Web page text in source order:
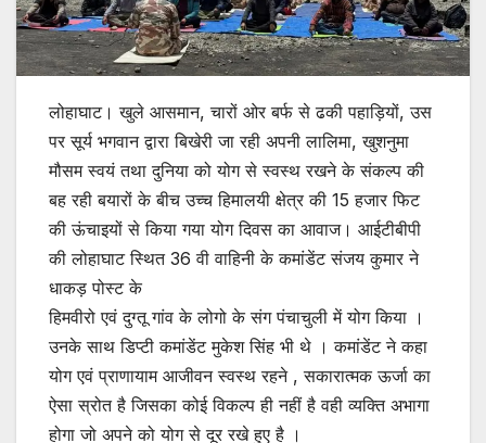
लोहाघाट। खुले आसमान, चारों ओर बर्फ से ढकी पहाड़ियों, उस
पर सूर्य भगवान द्वारा बिखेरी जा रही अपनी लालिमा, खुशनुमा
मौसम स्वयं तथा दुनिया को योग से स्वस्थ रखने के संकल्प की
बह रही बयारों के बीच उच्च हिमालयी क्षेत्र की 15 हजार फिट
की ऊंचाइयों से किया गया योग दिवस का आवाज। आईटीबीपी
की लोहाघाट स्थित 36 वी वाहिनी के कमांडेंट संजय कुमार ने
धाकड़ पोस्ट के
हिमवीरो एवं दुग्तू गांव के लोगो के संग पंचाचुली में योग किया ।
उनके साथ डिप्टी कमांडेंट मुकेश सिंह भी थे । कमांडेंट ने कहा
योग एवं प्राणायाम आजीवन स्वस्थ रहने , सकारात्मक ऊर्जा का
ऐसा स्रोत है जिसका कोई विकल्प ही नहीं है वही व्यक्ति अभागा
होगा जो अपने को योग से दूर रखे हुए है ।